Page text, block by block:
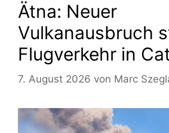
Ätna: Neuer
Vulkanausbruch
Flugverkehr in
7. August 2026 von Marc